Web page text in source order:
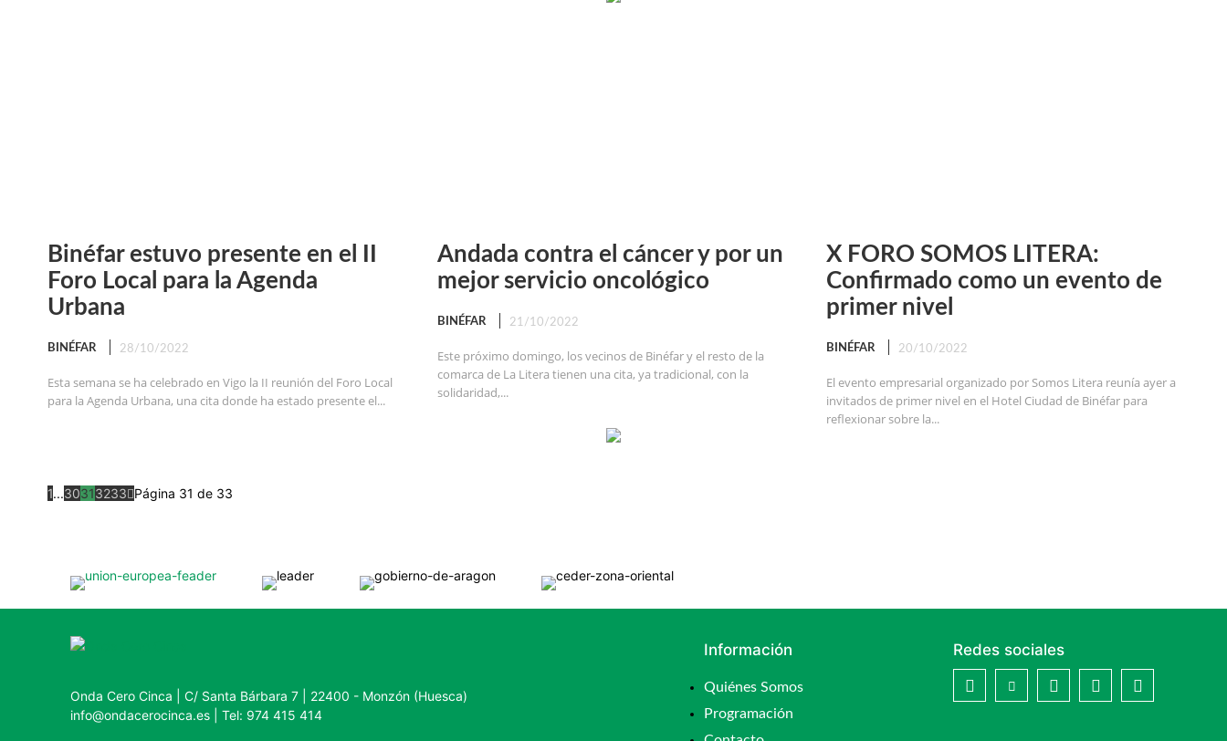
Binéfar estuvo presente en el II
Foro Local para la Agenda
Urbana
BINÉFAR 28/10/2022
Esta semana se ha celebrado en Vigo la II reunión del Foro Local
para la Agenda Urbana, una cita donde ha estado presente el...
Andada contra el cáncer y por un
mejor servicio oncológico
BINÉFAR 21/10/2022
Este próximo domingo, los vecinos de Binéfar y el resto de la
comarca de La Litera tienen una cita, ya tradicional, con la
solidaridad,...
X FORO SOMOS LITERA:
Confirmado como un evento de
primer nivel
BINÉFAR 20/10/2022
El evento empresarial organizado por Somos Litera reunía ayer a
invitados de primer nivel en el Hotel Ciudad de Binéfar para
reflexionar sobre la...
1...30313233 Página 31 de 33
Onda Cero Cinca | C/ Santa Bárbara 7 | 22400 - Monzón (Huesca)
info@ondacerocinca.es | Tel: 974 415 414
Información
Quiénes Somos
Programación
Redes sociales